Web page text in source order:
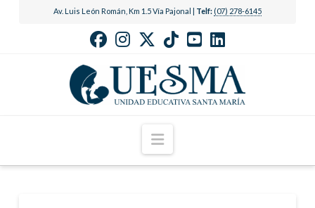
Av. Luis León Román, Km 1.5 Vía Pajonal | Telf: (07) 278-6145
Navigation